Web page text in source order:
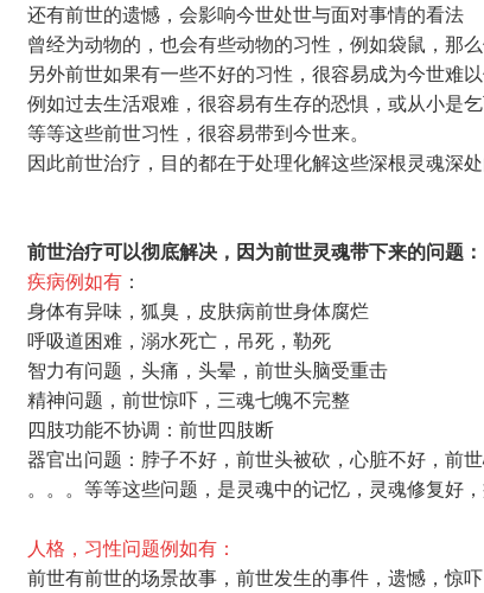
还有前世的遗憾，会影响今世处世与面对事情的看法
曾经为动物的，也会有些动物的习性，例如袋鼠，那
另外前世如果有一些不好的习性，很容易成为今世难以
例如过去生活艰难，很容易有生存的恐惧，或从小是
等等这些前世习性，很容易带到今世来。
因此前世治疗，目的都在于处理化解这些深根灵魂深处
前世治疗可以彻底解决，因为前世灵魂带下来的问题：
疾病例如有 ：
身体有异味，狐臭，皮肤病前世身体腐烂
呼吸道困难，溺水死亡，吊死，勒死
智力有问题，头痛，头晕，前世头脑受重击
精神问题，前世惊吓，三魂七魄不完整
四肢功能不协调：前世四肢断
器官出问题：脖子不好，前世头被砍，心脏不好，前
。。。等等这些问题，是灵魂中的记忆，灵魂修复好
人格，习性问题例如有：
前世有前世的场景故事，前世发生的事件，遗憾，惊